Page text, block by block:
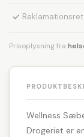
✓ Reklamationsret
Prisoplysning fra
Wellness
Drogeriet er